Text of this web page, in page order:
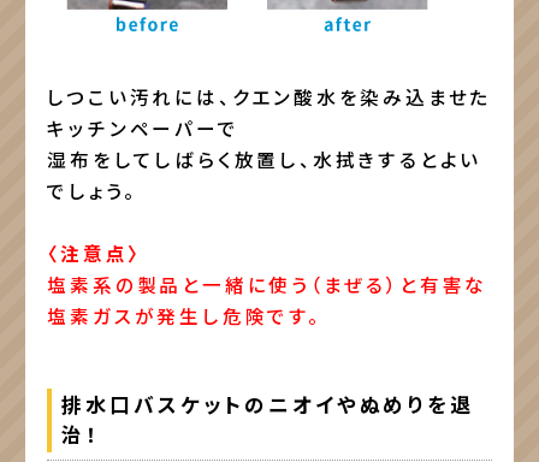
しつこい汚れには、クエン酸水を染み込ませた
キッチンペーパーで
湿布をしてしばらく放置し、水拭きするとよい
でしょう。
〈注意点〉
塩素系の製品と一緒に使う（まぜる）と有害な
塩素ガスが発生し危険です。
排水口バスケットのニオイやぬめりを退
治！